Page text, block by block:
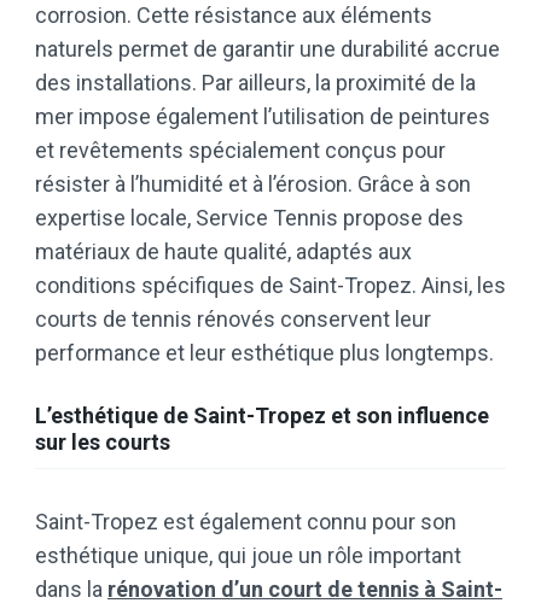
corrosion. Cette résistance aux éléments
naturels permet de garantir une durabilité accrue
des installations. Par ailleurs, la proximité de la
mer impose également l’utilisation de peintures
et revêtements spécialement conçus pour
résister à l’humidité et à l’érosion. Grâce à son
expertise locale, Service Tennis propose des
matériaux de haute qualité, adaptés aux
conditions spécifiques de Saint-Tropez. Ainsi, les
courts de tennis rénovés conservent leur
performance et leur esthétique plus longtemps.
L’esthétique de Saint-Tropez et son influence
sur les courts
Saint-Tropez est également connu pour son
esthétique unique, qui joue un rôle important
dans la rénovation d’un court de tennis à Saint-